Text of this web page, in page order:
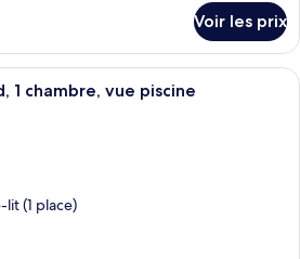
Voir les prix
Appartement Standard, 1 chambre,
1 chambre, vue piscine
lit (1 place)